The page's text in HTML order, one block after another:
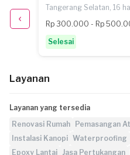
Tangerang Selatan, 16
Rp 300.000 - Rp
Selesai
Layanan
Layanan yang tersedia
Renovasi Rumah
Pemasangan
Instalasi Kanopi Waterproofing
Epoxy Lantai Jasa Pertukangan